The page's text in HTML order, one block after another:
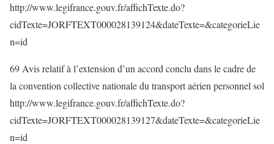
http://www.legifrance.gouv.fr/affichTexte.do?
cidTexte=JORFTEXT000028139124&dateTexte=&categorieLie
n=id
69 Avis relatif à l’extension d’un accord conclu dans le cadre de
la convention collective nationale du transport aérien personnel sol
http://www.legifrance.gouv.fr/affichTexte.do?
cidTexte=JORFTEXT000028139127&dateTexte=&categorieLie
n=id